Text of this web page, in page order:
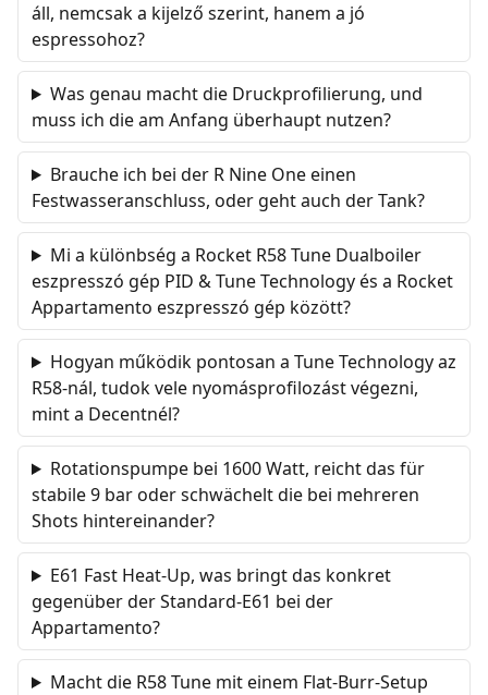
áll, nemcsak a kijelző szerint, hanem a jó
espressohoz?
Was genau macht die Druckprofilierung, und
muss ich die am Anfang überhaupt nutzen?
Brauche ich bei der R Nine One einen
Festwasseranschluss, oder geht auch der Tank?
Mi a különbség a Rocket R58 Tune Dualboiler
eszpresszó gép PID & Tune Technology és a Rocket
Appartamento eszpresszó gép között?
Hogyan működik pontosan a Tune Technology az
R58-nál, tudok vele nyomásprofilozást végezni,
mint a Decentnél?
Rotationspumpe bei 1600 Watt, reicht das für
stabile 9 bar oder schwächelt die bei mehreren
Shots hintereinander?
E61 Fast Heat-Up, was bringt das konkret
gegenüber der Standard-E61 bei der
Appartamento?
Macht die R58 Tune mit einem Flat-Burr-Setup